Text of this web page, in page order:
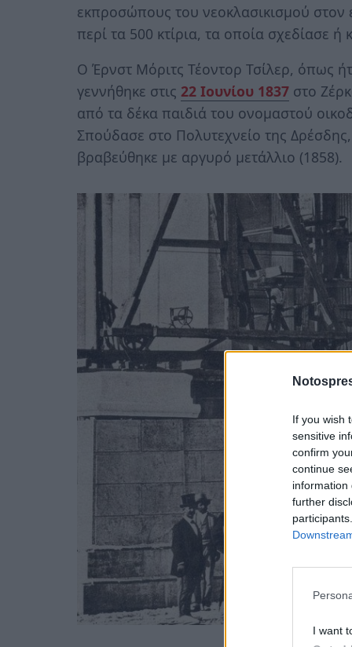
If you wish
sensitive
confirm
continue
information
further
I want
εκπροσώπους του νεοκλασικισμού στον
περί τα 500 κτίρια, τα οποία σχεδίασε
Ο Έρνστ Μόριτς Τέοντορ Τσίλερ, όπως
γεννήθηκε στις 22 Ιουνίου 1837 στο
από τα δέκα παιδιά του ονομαστού
Σπούδασε στο Πολυτεχνείο της Δρέσδης,
βραβεύθηκε με αργυρό μετάλλιο (1858).